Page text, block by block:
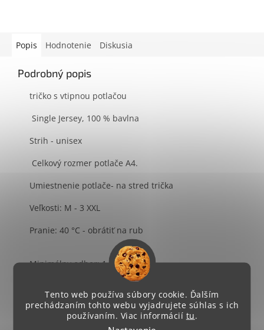
Tento web používa súbory cookie. Ďalším
prechádzaním tohto webu vyjadrujete súhlas s ich
používaním. Viac informácií tu.
Popis Hodnotenie Diskusia
Podrobný popis
tričko s vtipnou potlačou
Single Jersey, 100 % bavlna
Strih - unisex
Celkový rozmer potlače A4.
Umiestnenie potlače- na stred trička
Veľkosti: M - 3 XXL
Pranie: 40 °C - obrátiť na rub
Minimálny odber: 1 ks